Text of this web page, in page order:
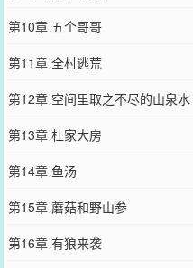
第10章 五个哥哥
第11章 全村逃荒
第12章 空间里取之不尽的山泉水
第13章 杜家大房
第14章 鱼汤
第15章 蘑菇和野山参
第16章 有狼来袭